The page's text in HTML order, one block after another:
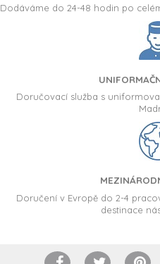
Dodáváme do 24-48 hodin po
Doručovací služba s
Doručení v Evropě do 2-4
destinace